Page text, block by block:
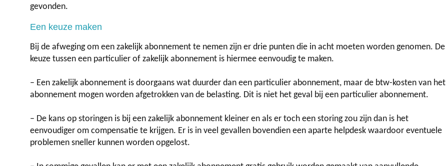
gevonden.
Een keuze maken
Bij de afweging om een zakelijk abonnement te nemen zijn er drie punten die in acht moeten worden genomen. De
keuze tussen een particulier of zakelijk abonnement is hiermee eenvoudig te maken.
– Een zakelijk abonnement is doorgaans wat duurder dan een particulier abonnement, maar de btw-kosten van het
abonnement mogen worden afgetrokken van de belasting. Dit is niet het geval bij een particulier abonnement.
– De kans op storingen is bij een zakelijk abonnement kleiner en als er toch een storing zou zijn dan is het
eenvoudiger om compensatie te krijgen. Er is in veel gevallen bovendien een aparte helpdesk waardoor eventuele
problemen sneller kunnen worden opgelost.